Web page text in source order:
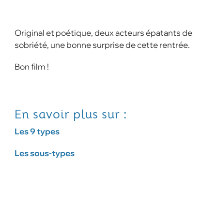
Original et poétique, deux acteurs épatants de
sobriété, une bonne surprise de cette rentrée.
Bon film !
En savoir plus sur :
Les 9 types
Les sous-types